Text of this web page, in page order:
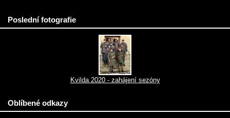
Poslední fotografie
Kvilda 2020 - zahájení sezóny
Oblíbené odkazy